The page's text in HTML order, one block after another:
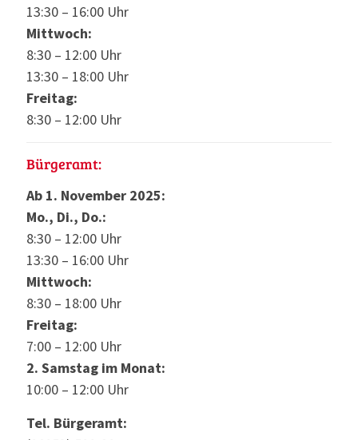
13:30 – 16:00 Uhr
Mittwoch:
8:30 – 12:00 Uhr
13:30 – 18:00 Uhr
Freitag:
8:30 – 12:00 Uhr
Bürgeramt:
Ab 1. November 2025:
Mo., Di., Do.:
8:30 – 12:00 Uhr
13:30 – 16:00 Uhr
Mittwoch:
8:30 – 18:00 Uhr
Freitag:
7:00 – 12:00 Uhr
2. Samstag im Monat:
10:00 – 12:00 Uhr
Tel. Bürgeramt: